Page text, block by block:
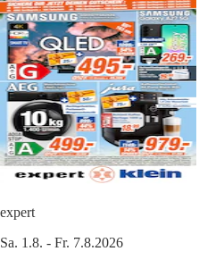
expert
Sa. 1.8. - Fr. 7.8.2026